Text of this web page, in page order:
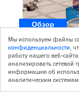
Обзор
Мы используем файлы
конфиденциальности,
работу нашего веб-
анализировать
информацию об
аналитическим